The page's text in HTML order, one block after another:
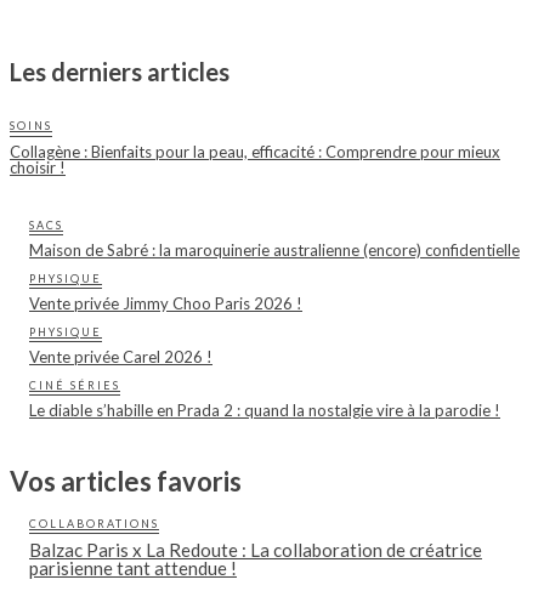
Les derniers articles
SOINS
Collagène : Bienfaits pour la peau, efficacité : Comprendre pour mieux
choisir !
SACS
Maison de Sabré : la maroquinerie australienne (encore) confidentielle
PHYSIQUE
Vente privée Jimmy Choo Paris 2026 !
PHYSIQUE
Vente privée Carel 2026 !
CINÉ SÉRIES
Le diable s’habille en Prada 2 : quand la nostalgie vire à la parodie !
Vos articles favoris
COLLABORATIONS
Balzac Paris x La Redoute : La collaboration de créatrice
parisienne tant attendue !